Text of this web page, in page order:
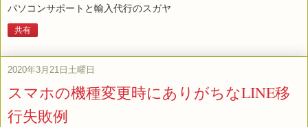
パソコンサポートと輸入代行のスガヤ
共有
2020年3月21日土曜日
スマホの機種変更時にありがちなLINE移
行失敗例